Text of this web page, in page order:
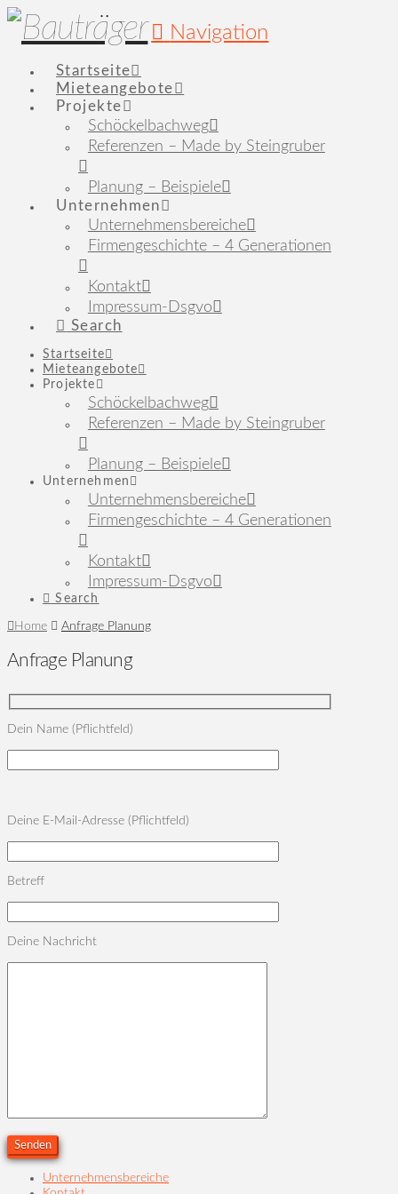
Navigation
Startseite
Mieteangebote
Projekte
Schöckelbachweg
Referenzen – Made by Steingruber
Planung – Beispiele
Unternehmen
Unternehmensbereiche
Firmengeschichte – 4 Generationen
Kontakt
Impressum-Dsgvo
Search
Startseite
Mieteangebote
Projekte
Schöckelbachweg
Referenzen – Made by Steingruber
Planung – Beispiele
Unternehmen
Unternehmensbereiche
Firmengeschichte – 4 Generationen
Kontakt
Impressum-Dsgvo
Search
Home Anfrage Planung
Anfrage Planung
Dein Name (Pflichtfeld)
dieses
lasse
Deine E-Mail-Adresse (Pflichtfeld)
Betreff
Deine Nachricht
Unternehmensbereiche